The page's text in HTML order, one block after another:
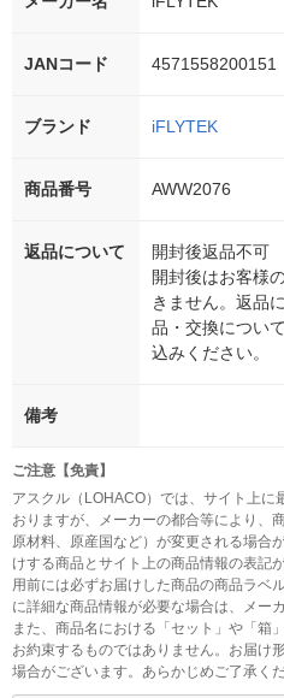
JANコード 4571558200151
ブランド iFLYTEK
商品番号 AWW2076
返品について
開封後返品不可
開封後はお客様
きません。返品
品・交換につい
込みください。
備考
ご注意【免責】
アスクル（LOHACO）では、サイト上に
おりますが、メーカーの都合等により、
原材料、原産国など）が変更される場合
けする商品とサイト上の商品情報の表記
用前には必ずお届けした商品の商品ラベ
に詳細な商品情報が必要な場合は、メー
また、商品名における「セット」や「箱
お約束するものではありません。お届け
場合がございます。あらかじめご了承くだ